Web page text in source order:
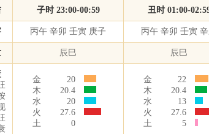
子时 23:00-00:59 丑时 01:00-
丙午 辛卯 壬寅 庚子 丙午 辛卯 壬寅
辰巳 辰巳
金
20
木
20.4
水
20
火
27.6
土
0
金
22
木
20.4
水
13
火
27.6
土
5